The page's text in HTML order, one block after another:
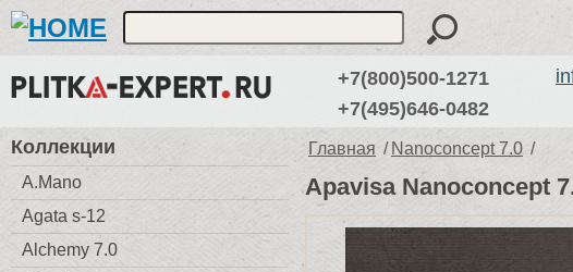
+7(800)500-1271
+7(495)646-0482
Коллекции
A.Mano
Agata s-12
Alchemy 7.0
Главная / Nanoconcept 7.0 /
Apavisa Nanoconcept